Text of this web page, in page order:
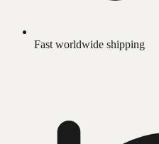
Fast worldwide shipping